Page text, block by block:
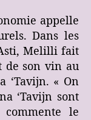
appelle
Dans les
Melilli fait
de son vin au
‘Tavijn. « On
‘Tavijn sont
le